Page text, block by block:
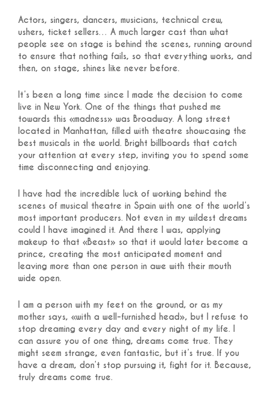
Actors, singers, dancers, musicians, technical crew,
ushers, ticket sellers… A much larger cast than what
people see on stage is behind the scenes, running around
to ensure that nothing fails, so that everything works, and
then, on stage, shines like never before.
It’s been a long time since I made the decision to come
live in New York. One of the things that pushed me
towards this «madness» was Broadway. A long street
located in Manhattan, filled with theatre showcasing the
best musicals in the world. Bright billboards that catch
your attention at every step, inviting you to spend some
time disconnecting and enjoying.
I have had the incredible luck of working behind the
scenes of musical theatre in Spain with one of the world’s
most important producers. Not even in my wildest dreams
could I have imagined it. And there I was, applying
makeup to that «Beast» so that it would later become a
prince, creating the most anticipated moment and
leaving more than one person in awe with their mouth
wide open.
I am a person with my feet on the ground, or as my
mother says, «with a well-furnished head», but I refuse to
stop dreaming every day and every night of my life. I
can assure you of one thing, dreams come true. They
might seem strange, even fantastic, but it’s true. If you
have a dream, don’t stop pursuing it, fight for it. Because,
truly dreams come true.